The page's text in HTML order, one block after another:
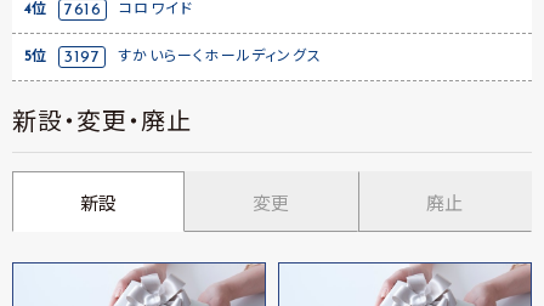
4位 7616 コロワイド
5位 3197 すかいらーくホールディングス
新設・変更・廃止
新設 変更 廃止